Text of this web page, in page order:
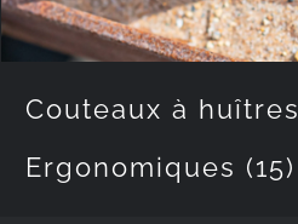
Couteaux à huîtres
Ergonomiques (15)